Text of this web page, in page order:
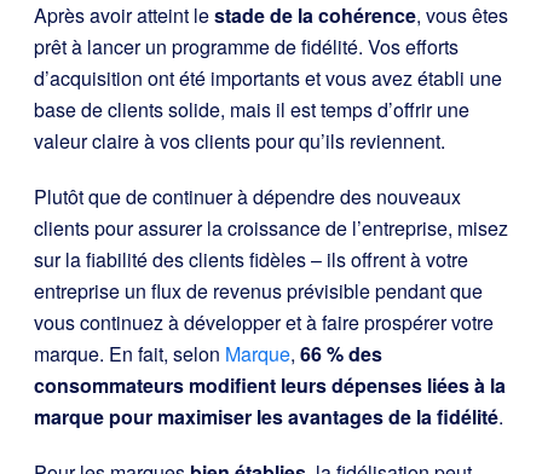
Après avoir atteint lestade de la cohérence, vous êtes
prêt à lancer un programme de fidélité. Vos efforts
d’acquisition ont été importants et vous avez établi une
base de clients solide, mais il est temps d’offrir une
valeur claire à vos clients pour qu’ils reviennent.
Plutôt que de continuer à dépendre des nouveaux
clients pour assurer la croissance de l’entreprise, misez
sur la fiabilité des clients fidèles – ils offrent à votre
entreprise un flux de revenus prévisible pendant que
vous continuez à développer et à faire prospérer votre
marque. En fait, selon Marque, 66 % des
consommateurs modifient leurs dépenses liées à la
marque pour maximiser les avantages de la fidélité.